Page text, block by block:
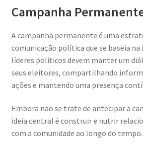
Campanha
A campanha permanente é uma
comunicação política que se baseia na
líderes políticos devem manter um
seus eleitores, compartilhando
ações e mantendo uma presença
Embora não se trate de antecipar a
ideia central é construir e nutrir
com a comunidade ao longo do tempo.